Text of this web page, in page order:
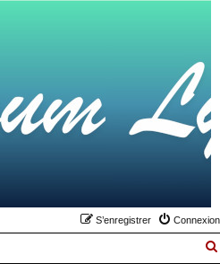
Connexion
S’enregistrer